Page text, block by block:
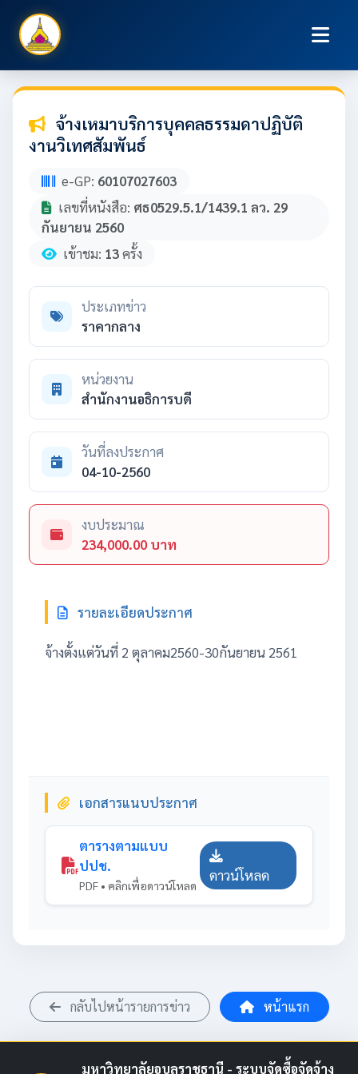
จ้างเหมาบริการบุคคลธรรมดาปฏิบัติ
งานวิเทศสัมพันธ์
e-GP: 60107027603
เลขที่หนังสือ: ศธ0529.5.1/1439.1 ลว. 29
กันยายน 2560
เข้าชม: 13ครั้ง
ประเภทข่าว
ราคากลาง
หน่วยงาน
สำนักงานอธิการบดี
วันที่ลงประกาศ
04-10-2560
งบประมาณ
234,000.00 บาท
รายละเอียดประกาศ
จ้างตั้งแต่วันที่ 2 ตุลาคม2560-30กันยายน 2561
เอกสารแนบประกาศ
ตารางตามแบบ
ปปช.
PDF • คลิกเพื่อดาวน์โหลด
ดาวน์โหลด
กลับไปหน้ารายการข่าว หน้าแรก
มหาวิทยาลัยอุบลราชธานี - ระบบจัดซื้อจัดจ้าง